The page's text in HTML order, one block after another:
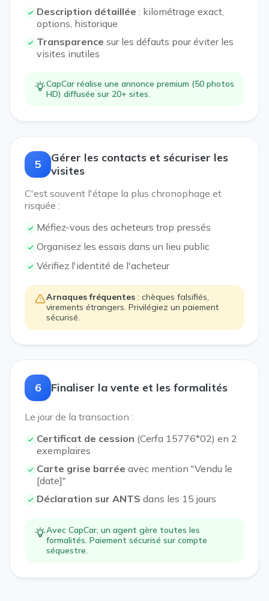
Description détaillée : kilométrage exact,
options, historique
Transparence sur les défauts pour éviter les
visites inutiles
CapCar réalise une annonce premium (50 photos
HD) diffusée sur 20+ sites.
5
Gérer les contacts et sécuriser les
visites
C'est souvent l'étape la plus chronophage et
risquée :
Méfiez-vous des acheteurs trop pressés
Organisez les essais dans un lieu public
Vérifiez l'identité de l'acheteur
Arnaques fréquentes : chèques falsifiés,
virements étrangers. Privilégiez un paiement
sécurisé.
6 Finaliser la vente et les formalités
Le jour de la transaction :
Certificat de cession (Cerfa 15776*02) en 2
exemplaires
Carte grise barrée avec mention "Vendu le
[date]"
Déclaration sur ANTS dans les 15 jours
Avec CapCar, un agent gère toutes les
formalités. Paiement sécurisé sur compte
séquestre.